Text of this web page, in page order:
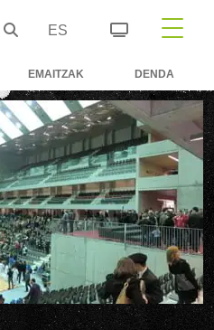
ES
EMAITZAK DENDA